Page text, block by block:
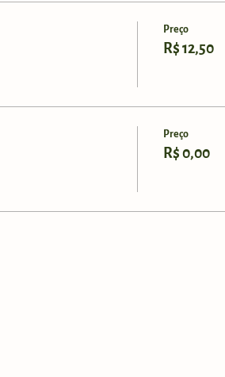
Preço
R$ 12,50
Preço
R$ 0,00